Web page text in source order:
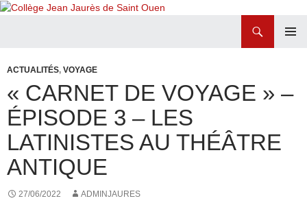
CONTENU
ACTUALITÉS, VOYAGE
« CARNET DE VOYAGE » –
ÉPISODE 3 – LES
LATINISTES AU THÉÂTRE
ANTIQUE
27/06/2022 ADMINJAURES